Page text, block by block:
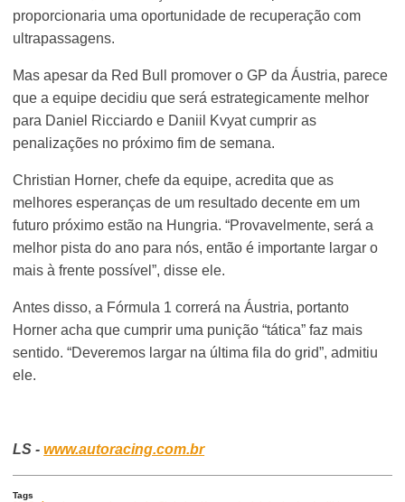
proporcionaria uma oportunidade de recuperação com
ultrapassagens.
Mas apesar da Red Bull promover o GP da Áustria, parece
que a equipe decidiu que será estrategicamente melhor
para Daniel Ricciardo e Daniil Kvyat cumprir as
penalizações no próximo fim de semana.
Christian Horner, chefe da equipe, acredita que as
melhores esperanças de um resultado decente em um
futuro próximo estão na Hungria. “Provavelmente, será a
melhor pista do ano para nós, então é importante largar o
mais à frente possível”, disse ele.
Antes disso, a Fórmula 1 correrá na Áustria, portanto
Horner acha que cumprir uma punição “tática” faz mais
sentido. “Deveremos largar na última fila do grid”, admitiu
ele.
LS -www.autoracing.com.br
Tags